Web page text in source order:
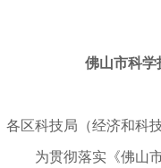
佛山市科学
各区科技局（经济和科
为贯彻落实《佛山市